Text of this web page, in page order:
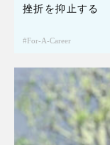
挫折を抑止する
For-A-Career